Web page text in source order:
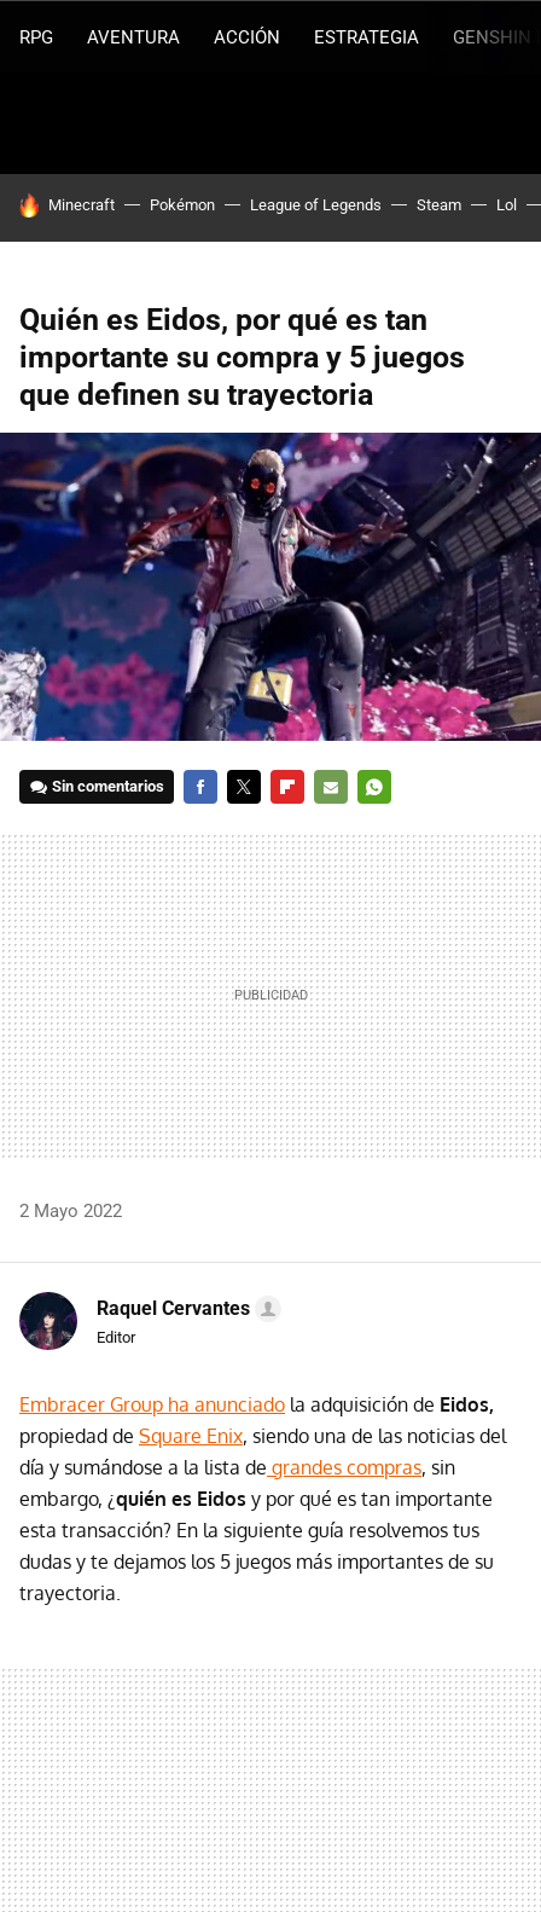
RPG AVENTURA ACCIÓN ESTRATEGIA GENSHIN
HOY SE HABLA DE
Minecraft Pokémon League of Legends Steam Lol
Quién es Eidos, por qué es tan
importante su compra y 5 juegos
que definen su trayectoria
Sin comentarios
MAIL
2 Mayo 2022
Raquel Cervantes
Editor
Embracer Group ha anunciado la adquisición de Eidos,
propiedad de Square Enix, siendo una de las noticias del
día y sumándose a la lista de grandes compras, sin
embargo, ¿quién es Eidos y por qué es tan importante
esta transacción? En la siguiente guía resolvemos tus
dudas y te dejamos los 5 juegos más importantes de su
trayectoria.